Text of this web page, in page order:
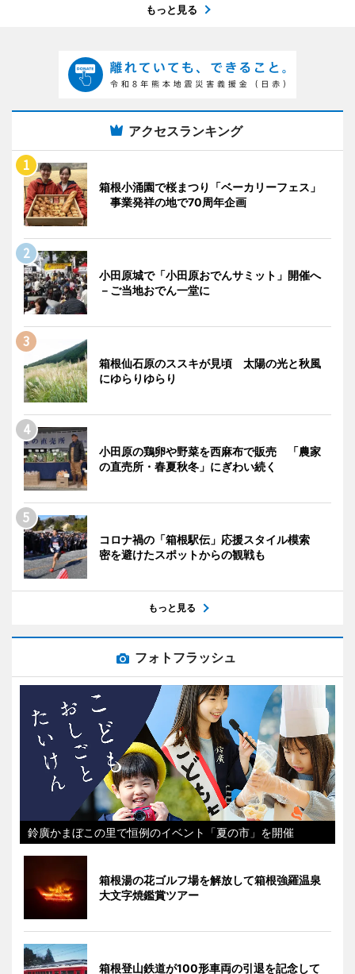
もっと見る
アクセスランキング
箱根小涌園で桜まつり「ベーカリーフェス」
事業発祥の地で70周年企画
小田原城で「小田原おでんサミット」開催へ
－ご当地おでん一堂に
箱根仙石原のススキが見頃 太陽の光と秋風
にゆらりゆらり
小田原の鶏卵や野菜を西麻布で販売 「農家
の直売所・春夏秋冬」にぎわい続く
コロナ禍の「箱根駅伝」応援スタイル模索
密を避けたスポットからの観戦も
もっと見る
フォトフラッシュ
鈴廣かまぼこの里で恒例のイベント「夏の市」を開催
箱根湯の花ゴルフ場を解放して箱根強羅温泉
大文字焼鑑賞ツアー
箱根登山鉄道が100形車両の引退を記念して